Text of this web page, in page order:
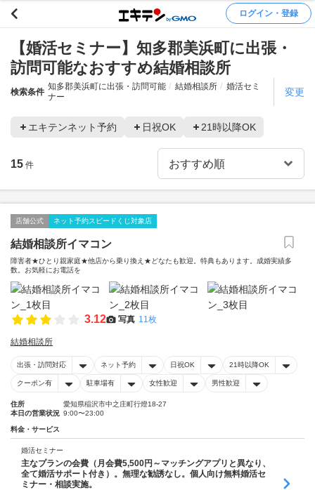
ログイン・登録
【婚活セミナー】知多郡美浜町に出張・
訪問可能なおすすめ結婚相談所
検索条件
知多郡美浜町に出張・訪問可能 結婚相談所
婚活セミ
ナー
変更
エキテンネット予約 日祝OK 21時以降OK
15 件
店舗公式 ネット予約スピードくじ対象店
結婚相談所イマコン
障害者★ひとり親家庭★他店から乗り換え★どなたも歓迎。特典もあります。成婚実績多
数。お気軽にお電話を
3.12 写真 11枚
結婚相談所
出張・訪問対応 ネット予約 日祝OK 21時以降OK
クーポン有 駐車場有 女性歓迎 男性歓迎
住所
愛知県稲沢市中之庄町行燈18-27
本日の営業状況 9:00〜23:00
料金・サービス
婚活セミナー
主なプランの会費（月会費5,500円～マッチングアプリと異なり、
全て婚活サポート付き）。無理な勧誘なし。個人向け無料婚活セ
ミナー・相談実施。